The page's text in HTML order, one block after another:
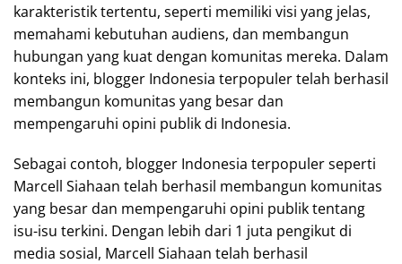
karakteristik tertentu, seperti memiliki visi yang jelas,
memahami kebutuhan audiens, dan membangun
hubungan yang kuat dengan komunitas mereka. Dalam
konteks ini, blogger Indonesia terpopuler telah berhasil
membangun komunitas yang besar dan
mempengaruhi opini publik di Indonesia.
Sebagai contoh, blogger Indonesia terpopuler seperti
Marcell Siahaan telah berhasil membangun komunitas
yang besar dan mempengaruhi opini publik tentang
isu-isu terkini. Dengan lebih dari 1 juta pengikut di
media sosial, Marcell Siahaan telah berhasil